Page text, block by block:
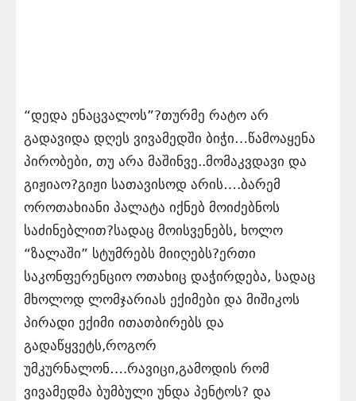
“დედა ენაცვალოს”?თურმე რატო არ
გადავიდა დღეს ვივამედში ბიჭი…წამოაყენა
პირობები, თუ არა მაშინვე..მომაკვდავი და
გიჟიაო?გიჟი სათავისოდ არის….ბარემ
ოროთახიანი პალატა იქნებ მოიძებნოს
საძინებლით?სადაც მოისვენებს, ხოლო
“ზალაში” სტუმრებს მიიღებს?ერთი
საკონფერენციო ოთახიც დაჭირდება, სადაც
მხოლოდ ლომჯარიას ექიმები და მიშიკოს
პირადი ექიმი ითათბირებს და
გადაწყვეტს,როგორ
უმკურნალონ….რავიცი,გამოდის რომ
ვივამედმა ბუმბული უნდა პენტოს? და